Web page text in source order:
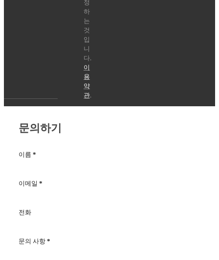
인
정
하
는
것
입
니
다.
이
용
약
관.